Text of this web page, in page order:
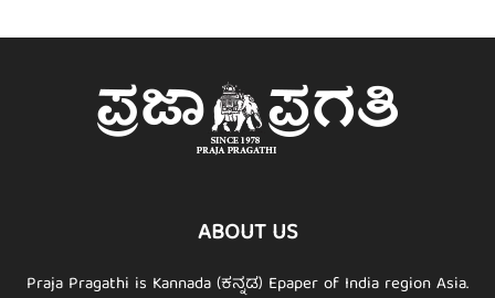
ABOUT US
Praja Pragathi is Kannada (ಕನ್ನಡ) Epaper of India region Asia.